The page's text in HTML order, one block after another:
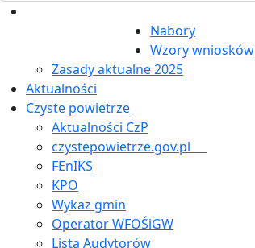
Nabory
Wzory wniosków
Zasady aktualne 2025
Aktualności
Czyste powietrze
Aktualności CzP
czystepowietrze.gov.pl
FEnIKS
KPO
Wykaz gmin
Operator WFOŚiGW
Lista Audytorów